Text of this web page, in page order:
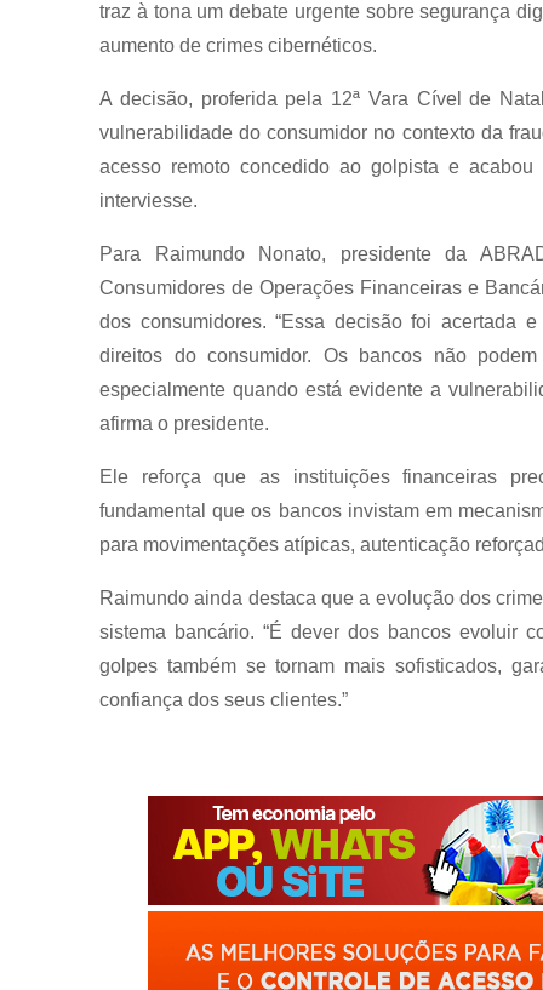
traz à tona um debate urgente sobre segurança
aumento de crimes cibernéticos.
A decisão, proferida pela 12ª Vara Cível de
vulnerabilidade do consumidor no contexto da
acesso remoto concedido ao golpista e
interviesse.
Para Raimundo Nonato, presidente da
Consumidores de Operações Financeiras e
dos consumidores. “Essa decisão foi acertada
direitos do consumidor. Os bancos não
especialmente quando está evidente a
afirma o presidente.
Ele reforça que as instituições financeiras
fundamental que os bancos invistam em
para movimentações atípicas, autenticação
Raimundo ainda destaca que a evolução dos
sistema bancário. “É dever dos bancos evoluir
golpes também se tornam mais sofisticados,
confiança dos seus clientes.”